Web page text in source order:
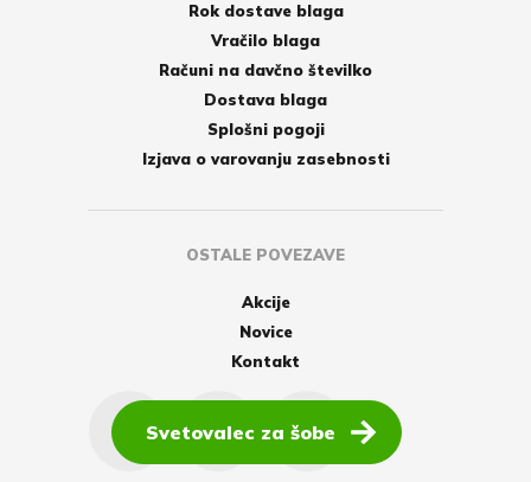
Rok dostave blaga
Vračilo blaga
Računi na davčno številko
Dostava blaga
Splošni pogoji
Izjava o varovanju zasebnosti
OSTALE POVEZAVE
Akcije
Novice
Kontakt
Svetovalec za šobe